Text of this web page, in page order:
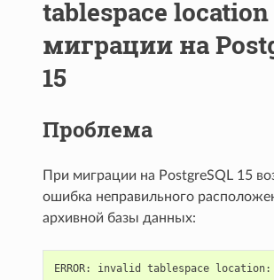
tablespace
миграции на
15
Проблема
При миграции на PostgreSQL 15
ошибка неправильного
архивной базы данных:
ERROR: invalid tablespace location: